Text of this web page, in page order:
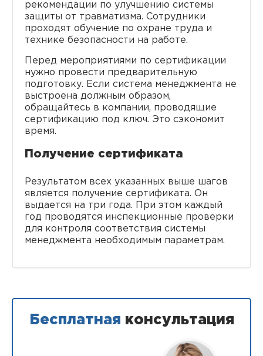
рекомендации по улучшению системы
защиты от травматизма. Сотрудники
проходят обучение по охране труда и
технике безопасности на работе.
Перед мероприятиями по сертификации
нужно провести предварительную
подготовку. Если система менеджмента не
выстроена должным образом,
обращайтесь в компании, проводящие
сертификацию под ключ. Это сэкономит
время.
Получение сертификата
Результатом всех указанных выше шагов
является получение сертификата. Он
выдается на три года. При этом каждый
год проводятся инспекционные проверки
для контроля соответствия системы
менеджмента необходимым параметрам.
Бесплатная консультация